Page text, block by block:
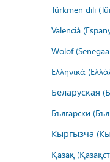
Türkmen dili
Valencià
Wolof
Ελληνικά
Беларуская
Български
Кыргызча
Қазақ